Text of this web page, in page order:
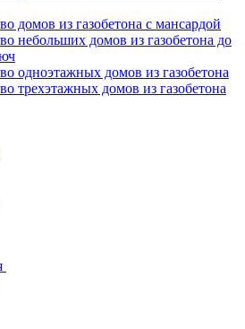
домов из газобетона с мансардой
небольших домов из газобетона до
одноэтажных домов из газобетона
трехэтажных домов из газобетона